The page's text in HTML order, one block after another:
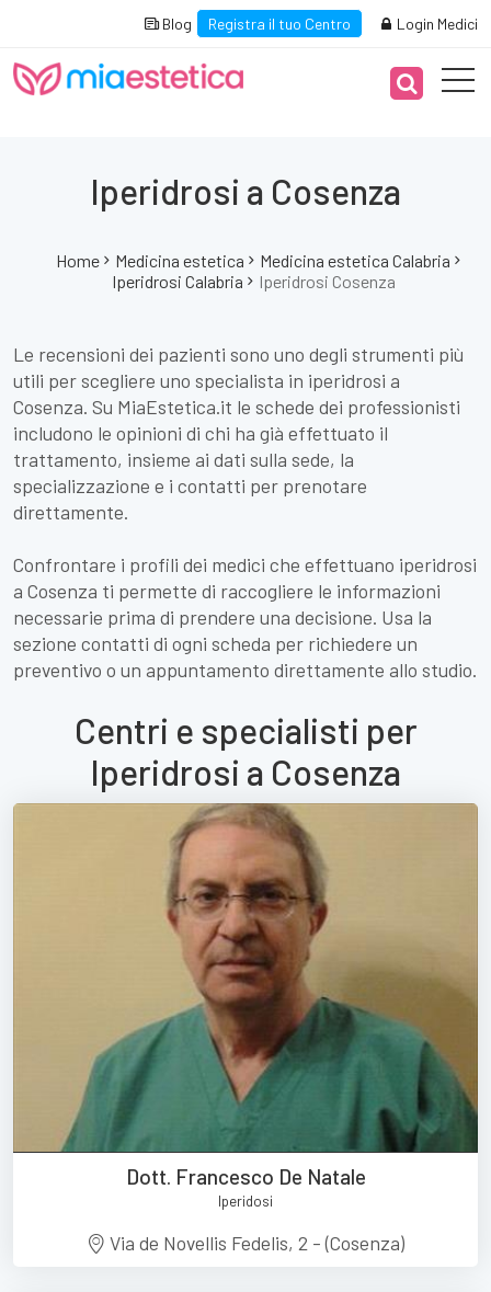
Blog Registra il tuo Centro Login Medici
Iperidrosi a Cosenza
Home Medicina estetica
Medicina estetica Calabria
Iperidrosi Calabria
Iperidrosi Cosenza
Le recensioni dei pazienti sono uno degli strumenti più
utili per scegliere uno specialista in iperidrosi a
Cosenza. Su MiaEstetica.it le schede dei professionisti
includono le opinioni di chi ha già effettuato il
trattamento, insieme ai dati sulla sede, la
specializzazione e i contatti per prenotare
direttamente.
Confrontare i profili dei medici che effettuano iperidrosi
a Cosenza ti permette di raccogliere le informazioni
necessarie prima di prendere una decisione. Usa la
sezione contatti di ogni scheda per richiedere un
preventivo o un appuntamento direttamente allo studio.
Centri e specialisti per
Iperidrosi a Cosenza
Dott. Francesco De Natale
Iperidosi
Via de Novellis Fedelis, 2 - (Cosenza)